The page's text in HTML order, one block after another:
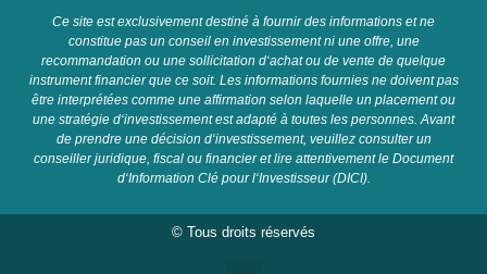
Ce site estexclusivementdestiné à fournirdes informations etne
constituepasun conseilen investissementniuneoffre, une
recommandation ou une sollicitation d‘achatou de vente de quelque
instrumentfinancierquecesoit. Lesinformationsfourniesnedoiventpas
être interprétées comme une affirmation selon laquelle un placementou
une stratégie d‘investissementestadapté à toutes les personnes. Avant
deprendreunedécision d‘investissement, veuillezconsulterun
conseillerjuridique, fiscal ou financieretlire attentivementle Document
d‘Information Clépourl‘Investisseur(DICI).
© Tous droits réservés